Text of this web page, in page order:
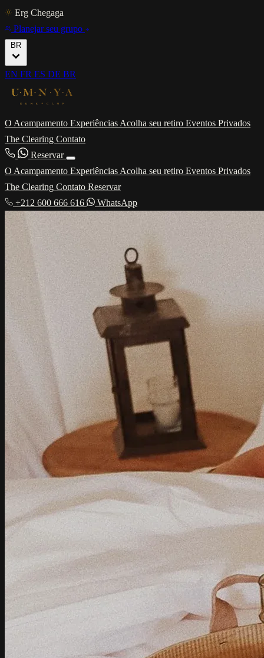
Erg Chegaga
Planejar seu grupo
BR
EN FR ES DE BR
O Acampamento Experiências Acolha seu retiro Eventos Privados
The Clearing Contato
Reservar
O Acampamento Experiências Acolha seu retiro Eventos Privados
The Clearing Contato Reservar
+212 600 666 616
WhatsApp